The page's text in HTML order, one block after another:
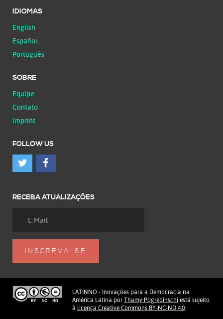
IDIOMAS
English
Español
Português
SOBRE
Equipe
Contato
Imprint
FOLLOW US
RECEBA ATUALIZAÇÕES
LATINNO - Inovações para a Democracia na
América Latina por Thamy Pogrebinschi está sujeito
à licença Creative Commons BY-NC-ND 4.0.